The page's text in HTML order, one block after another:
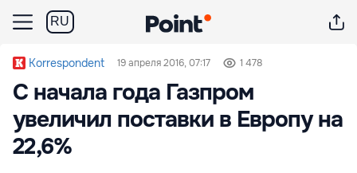
RU
Korrespondent 19 апреля 2016, 07:17 1 478
С начала года Газпром
увеличил поставки в Европу на
22,6%